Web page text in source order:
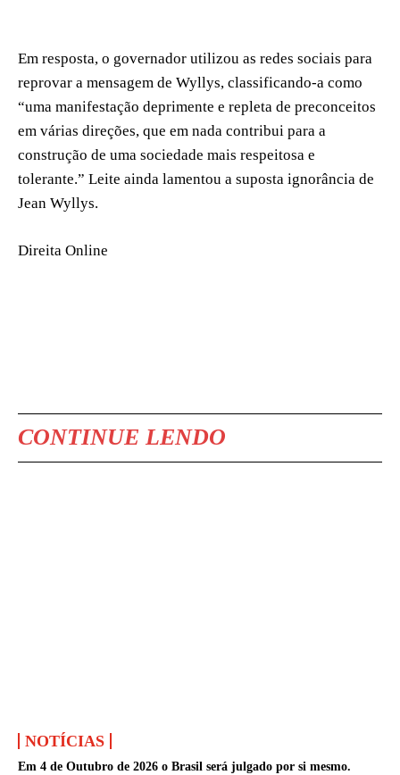
Em resposta, o governador utilizou as redes sociais para
reprovar a mensagem de Wyllys, classificando-a como
“uma manifestação deprimente e repleta de preconceitos
em várias direções, que em nada contribui para a
construção de uma sociedade mais respeitosa e
tolerante.” Leite ainda lamentou a suposta ignorância de
Jean Wyllys.
Direita Online
CONTINUE LENDO
NOTÍCIAS
Em 4 de Outubro de 2026 o Brasil será julgado por si mesmo.